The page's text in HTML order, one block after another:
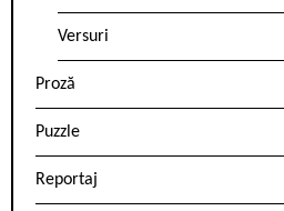
Versuri
Proză
Puzzle
Reportaj